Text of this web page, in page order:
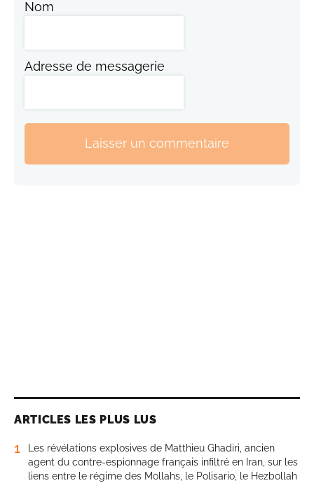
Nom
Adresse de messagerie
Laisser un commentaire
ARTICLES LES PLUS LUS
1
Les révélations explosives de Matthieu Ghadiri, ancien
agent du contre-espionnage français infiltré en Iran, sur les
liens entre le régime des Mollahs, le Polisario, le Hezbollah